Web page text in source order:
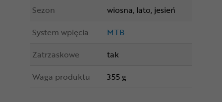
Sezon
wiosna, lato, jesień
System wpięcia
MTB
Zatrzaskowe
tak
Waga produktu
355 g